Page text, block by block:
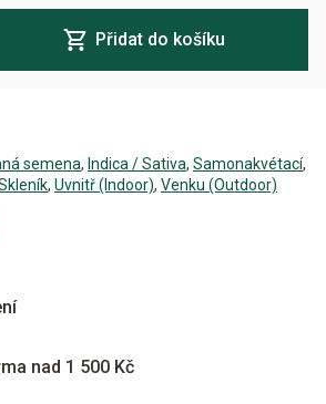
Přidat do košíku
semena, Indica / Sativa, Samonakvétací,
, Uvnitř (Indoor), Venku (Outdoor)
nad 1 500 Kč